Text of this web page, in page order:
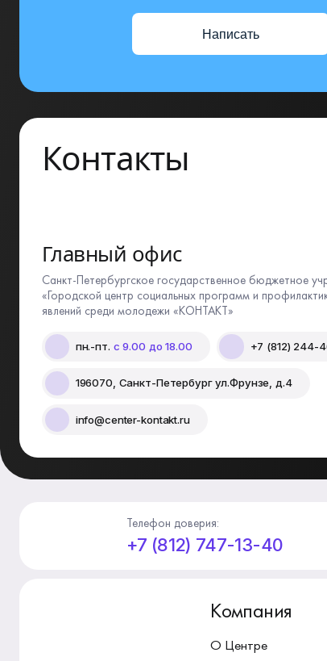
Написать
Контакты
Главный офис
Санкт-Петербургское государственное бюджетное
«Городской центр социальных программ и
явлений среди молодежи «КОНТАКТ»
пн.-пт. с 9.00 до 18.00 +7 (812) 244-
196070, Санкт-Петербург ул.Фрунзе, д.4
info@center-kontakt.ru
Телефон доверия:
+7 (812) 747-13-40
Компания
О Центре